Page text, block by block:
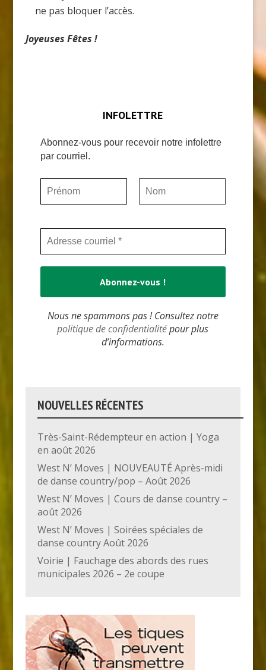
ne pas bloquer l’accès.
Joyeuses Fêtes !
INFOLETTRE
Abonnez-vous pour recevoir notre infolettre
par courriel.
Nous ne spammons pas ! Consultez notre
politique de confidentialitépour plus
d’informations.
NOUVELLES RÉCENTES
Très-Saint-Rédempteur en action | Yoga
en août 2026
West N’ Moves | NOUVEAUTÉ Après-midi
de danse country/pop – Août 2026
West N’ Moves | Cours de danse country –
août 2026
West N’ Moves | Soirées spéciales de
danse country Août 2026
Voirie | Fauchage des abords des rues
municipales 2026 – 2e coupe